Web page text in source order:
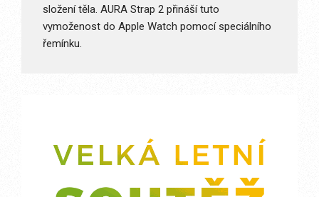
složení těla. AURA Strap 2 přináší tuto
vymoženost do Apple Watch pomocí speciálního
řemínku.